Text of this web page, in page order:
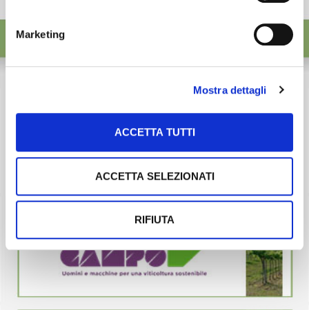
Marketing
Mostra dettagli
ACCETTA TUTTI
ACCETTA SELEZIONATI
RIFIUTA